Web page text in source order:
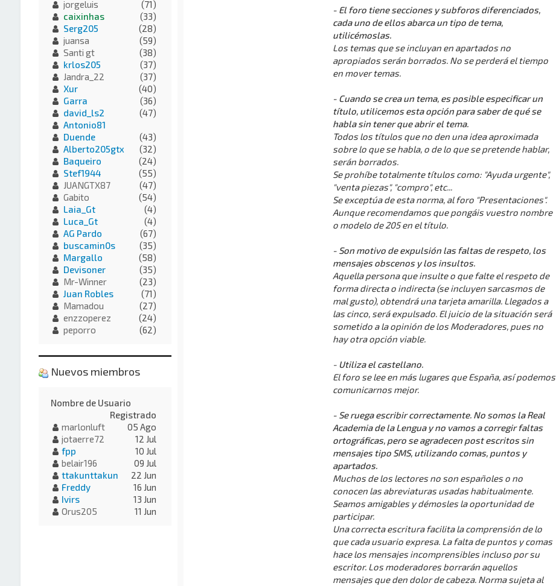
- El foro tiene secciones y subforos diferenciados,
cada uno de ellos abarca un tipo de tema,
utilicémoslas.
Los temas que se incluyan en apartados no
apropiados serán borrados. No se perderá el tiempo
en mover temas.
- Cuando se crea un tema, es posible especificar un
título, utilicemos esta opción para saber de qué se
habla sin tener que abrir el tema.
Todos los títulos que no den una idea aproximada
sobre lo que se habla, o de lo que se pretende hablar,
serán borrados.
Se prohíbe totalmente títulos como: "Ayuda urgente",
"venta piezas", "compro", etc...
Se exceptúa de esta norma, al foro "Presentaciones".
Aunque recomendamos que pongáis vuestro nombre
o modelo de 205 en el título.
- Son motivo de expulsión las faltas de respeto, los
mensajes obscenos y los insultos.
Aquella persona que insulte o que falte el respeto de
forma directa o indirecta (se incluyen sarcasmos de
mal gusto), obtendrá una tarjeta amarilla. Llegados a
las cinco, será expulsado. El juicio de la situación será
sometido a la opinión de los Moderadores, pues no
hay otra opción viable.
- Utiliza el castellano.
El foro se lee en más lugares que España, así podemos
comunicarnos mejor.
- Se ruega escribir correctamente. No somos la Real
Academia de la Lengua y no vamos a corregir faltas
ortográficas, pero se agradecen post escritos sin
mensajes tipo SMS, utilizando comas, puntos y
apartados.
Muchos de los lectores no son españoles o no
conocen las abreviaturas usadas habitualmente.
Seamos amigables y démosles la oportunidad de
participar.
Una correcta escritura facilita la comprensión de lo
que cada usuario expresa. La falta de puntos y comas
hace los mensajes incomprensibles incluso por su
escritor. Los moderadores borrarán aquellos
mensajes que den dolor de cabeza. Norma sujeta al
jorgeluis
(71)
caixinhas
(33)
Serg205
(28)
juansa
(59)
Santi gt
(38)
krlos205
(37)
Jandra_22
(37)
Xur
(40)
Garra
(36)
david_ls2
(47)
Antonio81
Duende
(43)
Alberto205gtx
(32)
Baqueiro
(24)
Stef1944
(55)
JUANGTX87
(47)
Gabito
(54)
Laia_Gt
(4)
Luca_Gt
(4)
AG Pardo
(67)
buscamin0s
(35)
Margallo
(58)
Devisoner
(35)
Mr-Winner
(23)
Juan Robles
(71)
Mamadou
(27)
enzzoperez
(24)
peporro
(62)
Nuevos miembros
Nombre de Usuario
Registrado
marlonluft
05 Ago
jotaerre72
12 Jul
fpp
10 Jul
belair196
09 Jul
ttakunttakun
22 Jun
Freddy
16 Jun
Ivirs
13 Jun
Orus205
11 Jun